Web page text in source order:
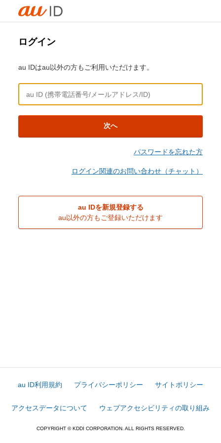
ログイン
au IDはau以外の方もご利用いただけます。
次へ
パスワードを忘れた方
ログイン関連のお問い合わせ（チャット）
au IDを新規登録する
au以外の方もご登録いただけます
au ID利用規約 プライバシーポリシー サイトポリシー
アクセスデータについて ウェブアクセシビリティの取り組み
COPYRIGHT © KDDI CORPORATION. ALL RIGHTS RESERVED.